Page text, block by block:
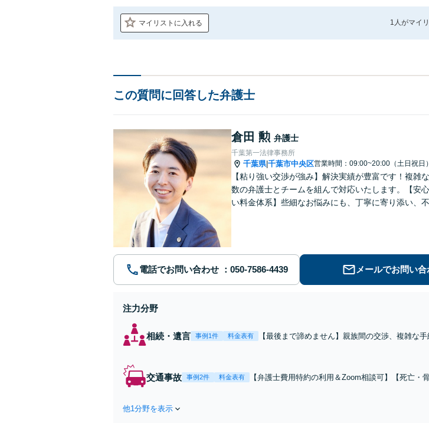
マイリストに入れる 1人がマイ
この質問に回答した弁護士
倉田 勲 弁護士
千葉第一法律事務所
千葉県|千葉市中央区営業時間：09:00~20:00（土日祝日）
【粘り強い交渉が強み】解決実績が豊富です！複雑
数の弁護士とチームを組んで対応いたします。【安
い料金体系】些細なお悩みにも、丁寧に寄り添い、不
電話でお問い合わせ メールでお問い合
注力分野
相続・遺言 事例1件 料金表有
【最後まで諦めません】親族間の交渉、複雑な手
能。【JR千葉駅近く】駐車場あり
交通事故 事例2件 料金表有
【弁護士費用特約の利用＆Zoom相談可】【死亡・骨
他1分野を表示